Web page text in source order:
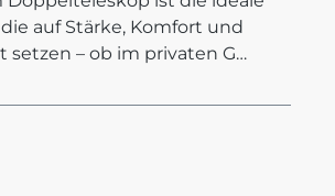
auf Stärke, Komfort und
setzen – ob im privaten G…